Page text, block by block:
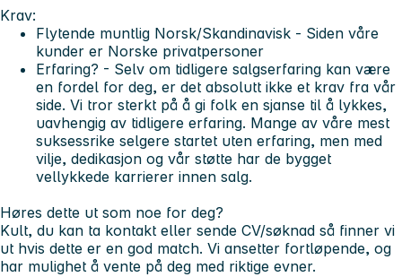
Krav:
Flytende muntlig Norsk/Skandinavisk - Siden våre
kunder er Norske privatpersoner
Erfaring? - Selv om tidligere salgserfaring kan være
en fordel for deg, er det absolutt ikke et krav fra vår
side. Vi tror sterkt på å gi folk en sjanse til å lykkes,
uavhengig av tidligere erfaring. Mange av våre mest
suksessrike selgere startet uten erfaring, men med
vilje, dedikasjon og vår støtte har de bygget
vellykkede karrierer innen salg.
Høres dette ut som noe for deg?
Kult, du kan ta kontakt eller sende CV/søknad så finner vi
ut hvis dette er en god match. Vi ansetter fortløpende, og
har mulighet å vente på deg med riktige evner.